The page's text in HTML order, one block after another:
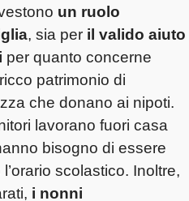
un ruolo
, sia per il valido aiuto
per quanto concerne
patrimonio di
che donano ai nipoti.
lavorano fuori casa
bisogno di essere
scolastico. Inoltre,
i nonni